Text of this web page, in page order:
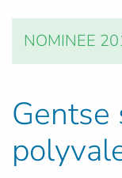
NOMINEE
Gentse